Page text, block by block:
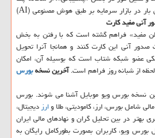
جی پی تی هوشمند که برای نخستین بار در بازار سرمایه بر طبق هوش مصنوعی (AI)
آنی مفید کارت
مفید» فراهم گشته است که با رفتن به بخش
آنی این کارت کنند و همانجا آنرا تحویل
عضو شبکه شتاب است که بوسیله آن، امکان
از شبانه روز فراهم است.آخرین نسخهبورس
نسخه بورس ویو موبایل آشنا می شوند. بورس
شامل بورس، ارز، کامودیتی، طلا وارزدیجیتال،
در بین تحلیل گران و نهادهای مالی ایران
ویو، کاربران بصورت بطورکامل رایگان به